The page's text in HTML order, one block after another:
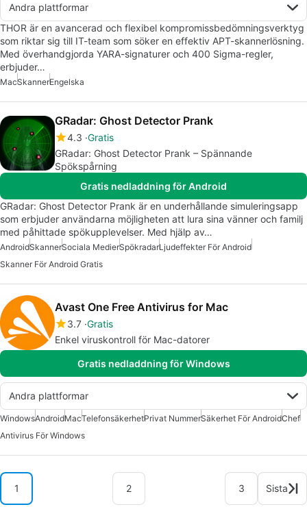
Andra plattformar
THOR är en avancerad och flexibel kompromissbedömningsverktyg
som riktar sig till IT-team som söker en effektiv APT-skannerlösning.
Med överhandgjorda YARA-signaturer och 400 Sigma-regler,
erbjuder…
MacSkannerEngelska
GRadar: Ghost Detector Prank
4.3 Gratis
GRadar: Ghost Detector Prank – Spännande
Spökspårning
Gratis nedladdning för Android
GRadar: Ghost Detector Prank är en underhållande simuleringsapp
som erbjuder användarna möjligheten att lura sina vänner och familj
med påhittade spökupplevelser. Med hjälp av…
AndroidSkannerSociala MedierSpökradarLjudeffekter För Android
Skanner För Android Gratis
Avast One Free Antivirus for Mac
3.7 Gratis
Enkel viruskontroll för Mac-datorer
Gratis nedladdning för Windows
Andra plattformar
WindowsAndroidMacTelefonsäkerhetPrivat NummerSäkerhet För AndroidChef
Antivirus För Windows
1 2 3 Sista